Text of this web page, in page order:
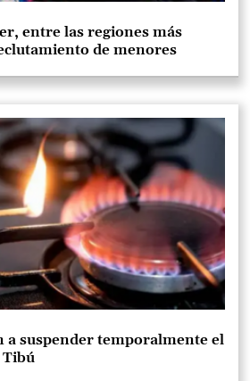
entre las regiones más
de menores
a suspender temporalmente el
Tibú